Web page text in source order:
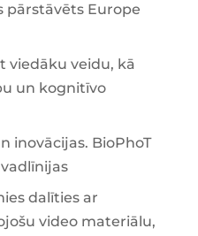
pārstāvēts Europe
viedāku veidu, kā
un kognitīvo
inovācijas. BioPhoT
dalīties ar
video materiālu,